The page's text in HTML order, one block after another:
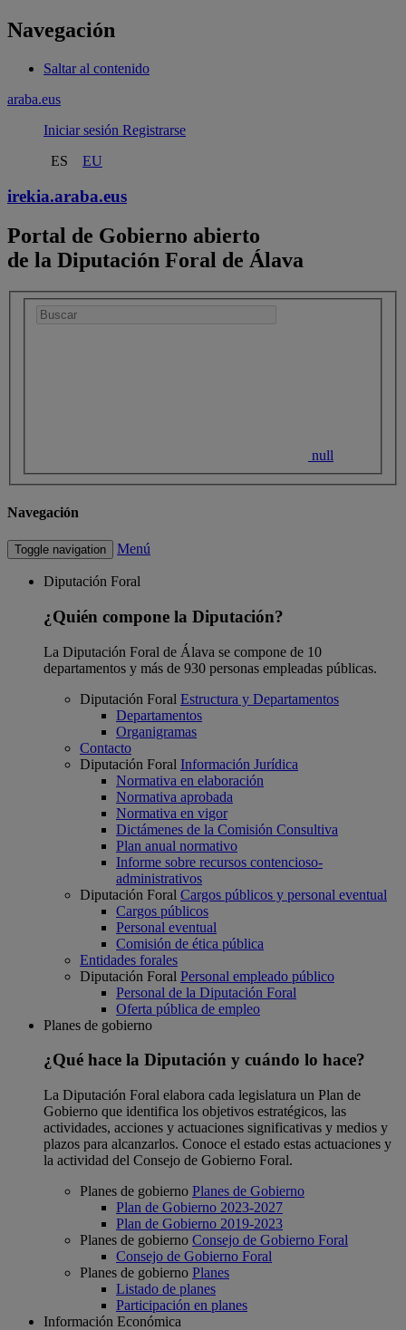
Navegación
Saltar al contenido
araba.eus
Iniciar sesión Registrarse
ES
EU
irekia.araba.eus
Portal de Gobierno abierto
de la Diputación Foral de Álava
null
Navegación
Toggle navigation Menú
Diputación Foral
¿Quién compone la Diputación?
La Diputación Foral de Álava se compone de 10
departamentos y más de 930 personas empleadas públicas.
Diputación Foral Estructura y Departamentos
Departamentos
Organigramas
Contacto
Diputación Foral Información Jurídica
Normativa en elaboración
Normativa aprobada
Normativa en vigor
Dictámenes de la Comisión Consultiva
Plan anual normativo
Informe sobre recursos contencioso-
administrativos
Diputación Foral Cargos públicos y personal eventual
Cargos públicos
Personal eventual
Comisión de ética pública
Entidades forales
Diputación Foral Personal empleado público
Personal de la Diputación Foral
Oferta pública de empleo
Planes de gobierno
¿Qué hace la Diputación y cuándo lo hace?
La Diputación Foral elabora cada legislatura un Plan de
Gobierno que identifica los objetivos estratégicos, las
actividades, acciones y actuaciones significativas y medios y
plazos para alcanzarlos. Conoce el estado estas actuaciones y
la actividad del Consejo de Gobierno Foral.
Planes de gobierno Planes de Gobierno
Plan de Gobierno 2023-2027
Plan de Gobierno 2019-2023
Planes de gobierno Consejo de Gobierno Foral
Consejo de Gobierno Foral
Planes de gobierno Planes
Listado de planes
Participación en planes
Información Económica